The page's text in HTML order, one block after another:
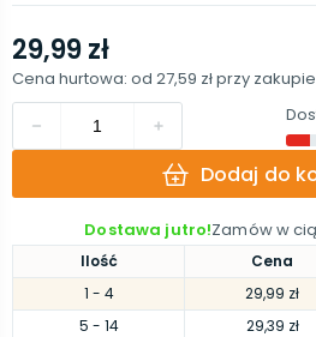
Ilość Cena
1 - 4 29,99 zł
5 - 14 29,39 zł
29,99 zł
Cena hurtowa: od 27,59 złprzy
Dodaj do
Dostawa jutro!Zamów w